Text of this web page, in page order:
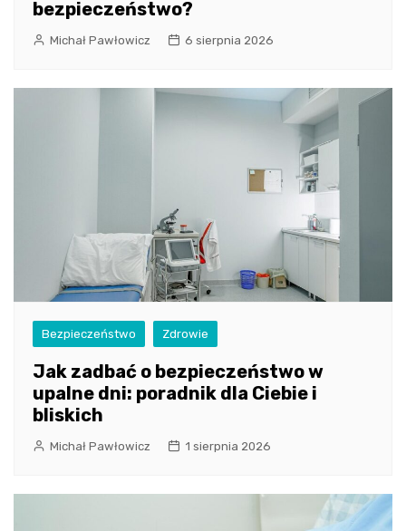
bezpieczeństwo?
Michał Pawłowicz 6 sierpnia 2026
Bezpieczeństwo Zdrowie
Jak zadbać o bezpieczeństwo w
upalne dni: poradnik dla Ciebie i
bliskich
Michał Pawłowicz 1 sierpnia 2026